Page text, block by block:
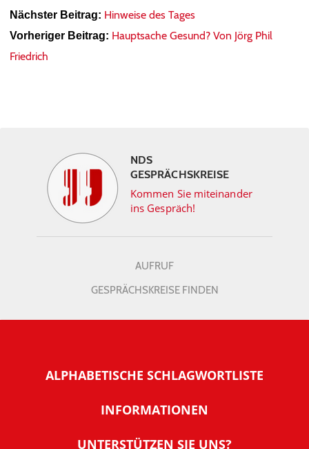
Nächster Beitrag: Hinweise des Tages
Vorheriger Beitrag: Hauptsache Gesund? Von Jörg Phil
Friedrich
NDS
GESPRÄCHSKREISE
Kommen Sie miteinander
ins Gespräch!
AUFRUF
GESPRÄCHSKREISE FINDEN
ALPHABETISCHE SCHLAGWORTLISTE
INFORMATIONEN
Warum NachDenkSeiten
UNTERSTÜTZEN SIE UNS?